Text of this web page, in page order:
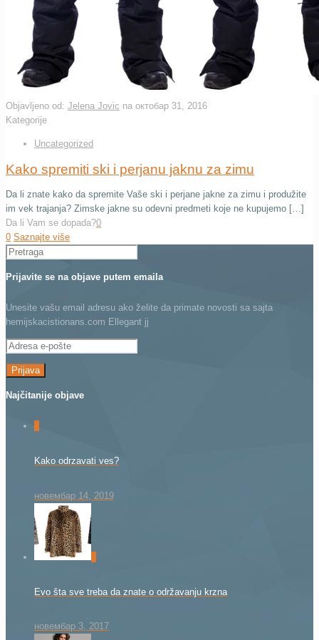
Objavljeno od: Jelena Jovic na октобар 31, 2016
Kategorije
Uncategorized
Kako spremiti ski i perjanu jaknu za zimu
Da li znate kako da spremite Vaše ski i perjane jakne za zimu i produžite
im vek trajanja? Zimske jakne su odevni predmeti koje ne kupujemo […]
Da li Vam se dopada?0
0 Saznajte više
Prijavite se na objave putem emaila
Unesite vašu email adresu ako želite da primate novosti sa sajta
hemijskacistionans.com Ellegant jj
Adresa
pošte
Najčitanije objave
Kako odrzavati ves?
новембар 14, 2019
Evo šta sve treba da znate o održavanju krzna
новембар 3, 2017